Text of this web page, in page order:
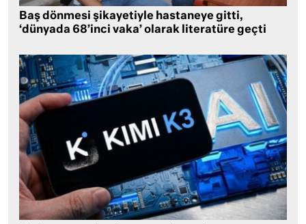
Baş dönmesi şikayetiyle hastaneye gitti,
‘dünyada 68’inci vaka’ olarak literatüre geçti